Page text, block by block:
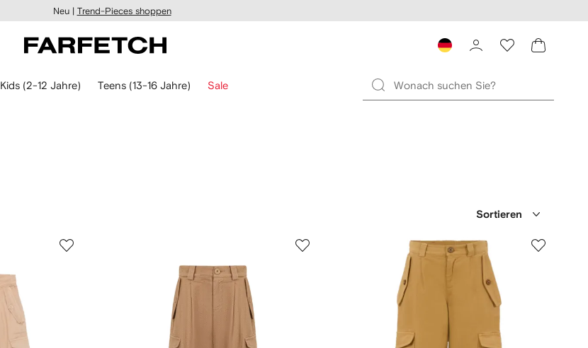
Neu | Trend-Pieces shoppen
Kids (2-12 Jahre) Teens (13-16 Jahre) Sale
Sortieren